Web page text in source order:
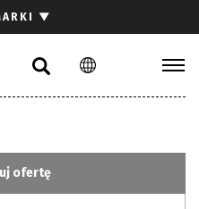
PL EN
▼
ofertę
kupić
do pobrania